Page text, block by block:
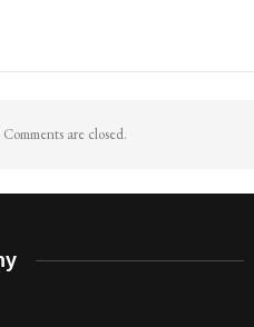
Comments are closed.